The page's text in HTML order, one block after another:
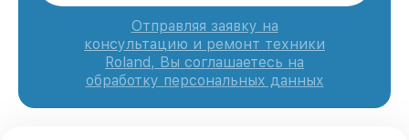
Отправляя заявку на
консультацию и ремонт техники
Roland, Вы соглашаетесь на
обработку персональных данных